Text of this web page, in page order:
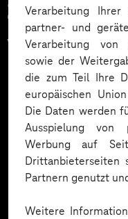
Verarbeitung Ihrer
partner- und
Verarbeitung von
sowie der
die zum Teil Ihre
europäischen
Die Daten werden
Ausspielung von
Werbung auf
Drittanbieterseiten
Partnern genutzt
Weitere
Zahlreiche
vertrauen
Expertise.